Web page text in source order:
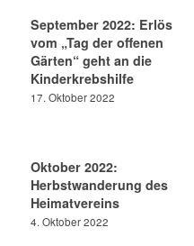
September 2022: Erlös
vom „Tag der offenen
Gärten“ geht an die
Kinderkrebshilfe
17. Oktober 2022
Oktober 2022:
Herbstwanderung des
Heimatvereins
4. Oktober 2022